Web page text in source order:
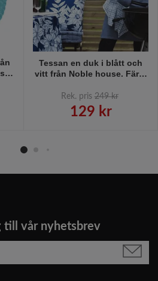
Tessan en duk i blått och
vitt från Noble house. Färg:
Rek. pris 249 kr
129 kr
till vår nyhetsbrev